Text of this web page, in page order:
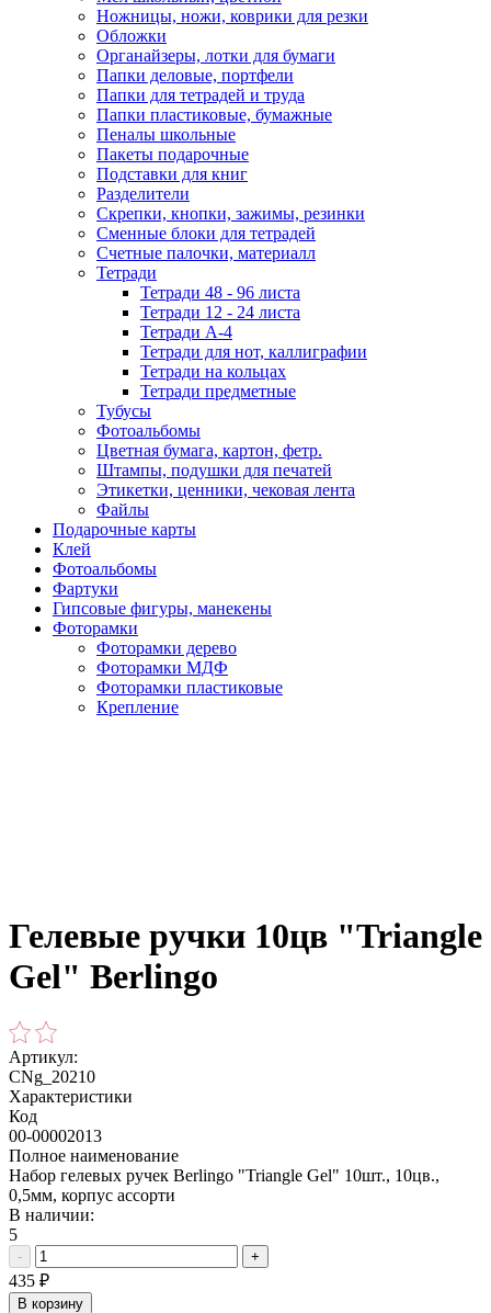
Ножницы, ножи, коврики для резки
Обложки
Органайзеры, лотки для бумаги
Папки деловые, портфели
Папки для тетрадей и труда
Папки пластиковые, бумажные
Пеналы школьные
Пакеты подарочные
Подставки для книг
Разделители
Скрепки, кнопки, зажимы, резинки
Сменные блоки для тетрадей
Счетные палочки, материалл
Тетради
Тетради 48 - 96 листа
Тетради 12 - 24 листа
Тетради А-4
Тетради для нот, каллиграфии
Тетради на кольцах
Тетради предметные
Тубусы
Фотоальбомы
Цветная бумага, картон, фетр.
Штампы, подушки для печатей
Этикетки, ценники, чековая лента
Файлы
Подарочные карты
Клей
Фотоальбомы
Фартуки
Гипсовые фигуры, манекены
Фоторамки
Фоторамки дерево
Фоторамки МДФ
Фоторамки пластиковые
Крепление
Гелевые ручки 10цв "Triangle
Gel" Berlingo
Артикул:
CNg_20210
Характеристики
Код
00-00002013
Полное наименование
Набор гелевых ручек Berlingo "Triangle Gel" 10шт., 10цв.,
0,5мм, корпус ассорти
В наличии:
5
- +
435 ₽
В корзину